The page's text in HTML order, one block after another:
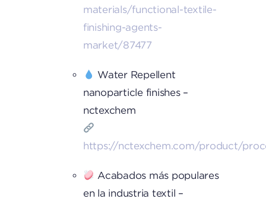
materials/functional-textile-
finishing-agents-
market/87477
Water Repellent
nanoparticle finishes –
nctexchem
https://nctexchem.com/product/
Acabados más populares
en la industria textil –